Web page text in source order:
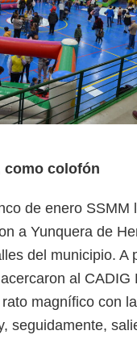
como colofón
de enero SSMM
a Yunquera de
del municipio. A
al CADIG
magnífico con
seguidamente,